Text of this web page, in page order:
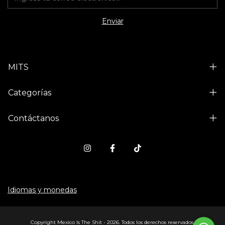
MITS
Categorías
Contáctanos
Idiomas y monedas
Copyright Mexico Is The Shit - 2026. Todos los derechos reservados.